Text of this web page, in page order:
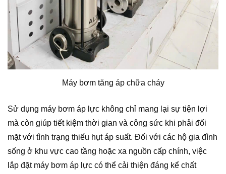
Máy bơm tăng áp chữa cháy
Sử dụng máy bơm áp lực không chỉ mang lại sự tiện lợi
mà còn giúp tiết kiệm thời gian và công sức khi phải đối
mặt với tình trạng thiếu hụt áp suất. Đối với các hộ gia đình
sống ở khu vực cao tầng hoặc xa nguồn cấp chính, việc
lắp đặt máy bơm áp lực có thể cải thiện đáng kể chất